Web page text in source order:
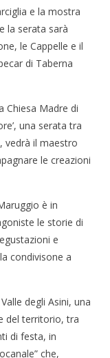
e la mostra
la serata sarà
le Cappelle e il
di Taberna
Chiesa Madre di
una serata tra
vedrà il maestro
le creazioni
è in
le storie di
e
condivisone a
degli Asini, una
del territorio, tra
di festa, in
che,